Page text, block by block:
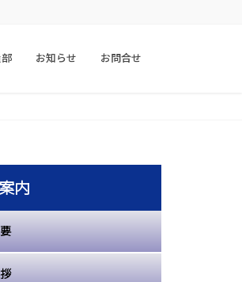
お知らせ お問合せ
内